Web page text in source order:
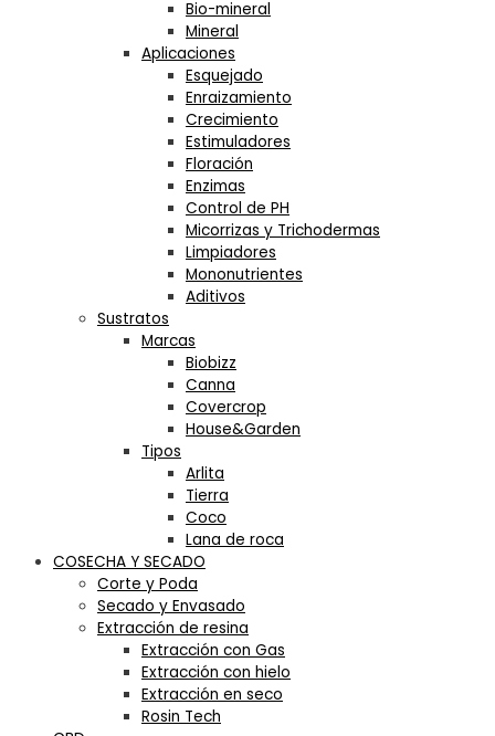
Bio-mineral
Mineral
Aplicaciones
Esquejado
Enraizamiento
Crecimiento
Estimuladores
Floración
Enzimas
Control de PH
Micorrizas y Trichodermas
Limpiadores
Mononutrientes
Aditivos
Sustratos
Marcas
Biobizz
Canna
Covercrop
House&Garden
Tipos
Arlita
Tierra
Coco
Lana de roca
COSECHA Y SECADO
Corte y Poda
Secado y Envasado
Extracción de resina
Extracción con Gas
Extracción con hielo
Extracción en seco
Rosin Tech